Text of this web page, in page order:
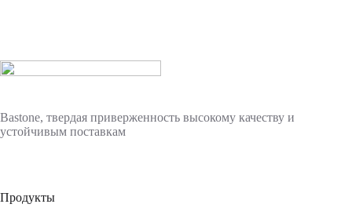
Bastone, твердая приверженность высокому качеству и
устойчивым поставкам
Продукты